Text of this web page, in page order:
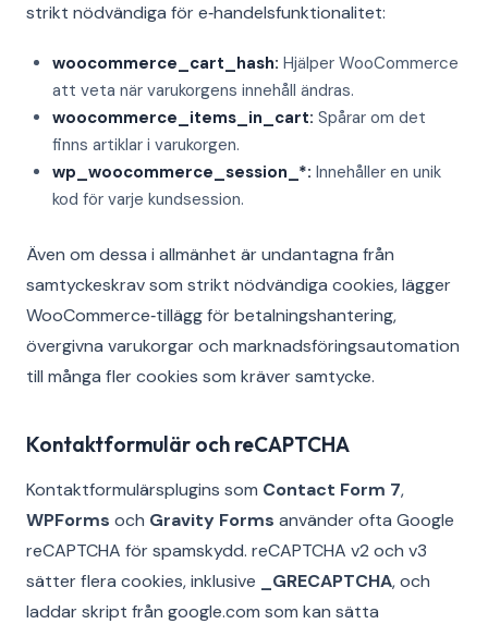
strikt nödvändiga för e‑handelsfunktionalitet:
woocommerce_cart_hash: Hjälper WooCommerce
att veta när varukorgens innehåll ändras.
woocommerce_items_in_cart: Spårar om det
finns artiklar i varukorgen.
wp_woocommerce_session_*: Innehåller en unik
kod för varje kundsession.
Även om dessa i allmänhet är undantagna från
samtyckeskrav som strikt nödvändiga cookies, lägger
WooCommerce‑tillägg för betalningshantering,
övergivna varukorgar och marknadsföringsautomation
till många fler cookies som kräver samtycke.
Kontaktformulär och reCAPTCHA
Kontaktformulärsplugins som Contact Form 7,
WPForms och Gravity Forms använder ofta Google
reCAPTCHA för spamskydd. reCAPTCHA v2 och v3
sätter flera cookies, inklusive
_GRECAPTCHA, och
laddar skript från google.com som kan sätta